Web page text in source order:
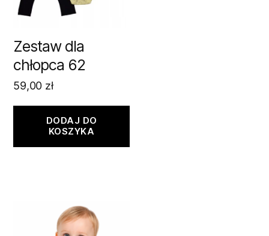
Zestaw dla
chłopca 62
59,00 zł
DODAJ DO
KOSZYKA